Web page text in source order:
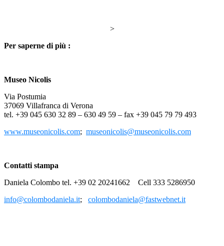
>
Per saperne di più :
Museo Nicolis
Via Postumia
37069 Villafranca di Verona
tel. +39 045 630 32 89 – 630 49 59 – fax +39 045 79 79 493
www.museonicolis.com; museonicolis@museonicolis.com
Contatti stampa
Daniela Colombo tel. +39 02 20241662 Cell 333 5286950
info@colombodaniela.it; colombodaniela@fastwebnet.it